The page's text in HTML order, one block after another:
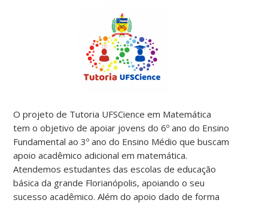
O projeto de Tutoria UFSCience em Matemática
tem o objetivo de apoiar jovens do 6º ano do Ensino
Fundamental ao 3º ano do Ensino Médio que buscam
apoio acadêmico adicional em matemática.
Atendemos estudantes das escolas de educação
básica da grande Florianópolis, apoiando o seu
sucesso acadêmico. Além do apoio dado de forma